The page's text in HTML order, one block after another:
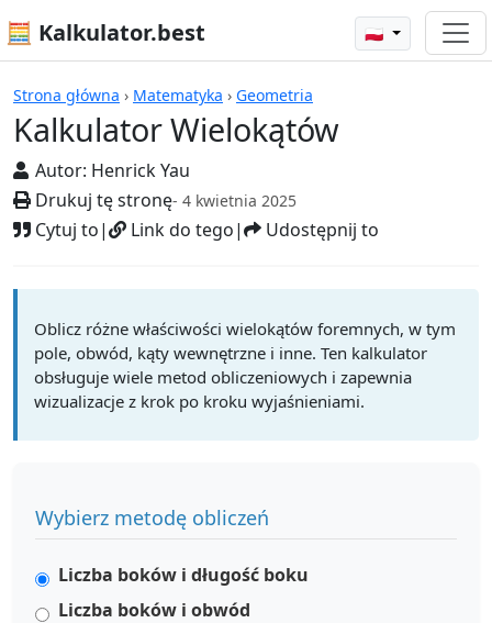
🧮 Kalkulator.best 🇵🇱
Strona główna › Matematyka › Geometria
Kalkulator Wielokątów
Autor: Henrick Yau
Drukuj tę stronę- 4 kwietnia 2025
Cytuj to| Link do tego| Udostępnij to
Kalkulatory
Oblicz różne właściwości wielokątów foremnych, w tym
pole, obwód, kąty wewnętrzne i inne. Ten kalkulator
obsługuje wiele metod obliczeniowych i zapewnia
wizualizacje z krok po kroku wyjaśnieniami.
Wybierz metodę obliczeń
Liczba boków i długość boku
Liczba boków i obwód